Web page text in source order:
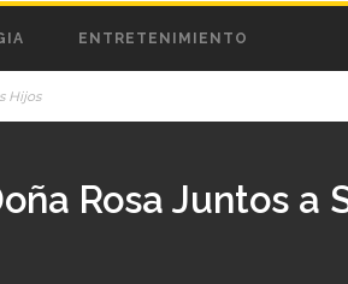
ENTRETENIMIENTO
Hijos
Rosa Juntos a